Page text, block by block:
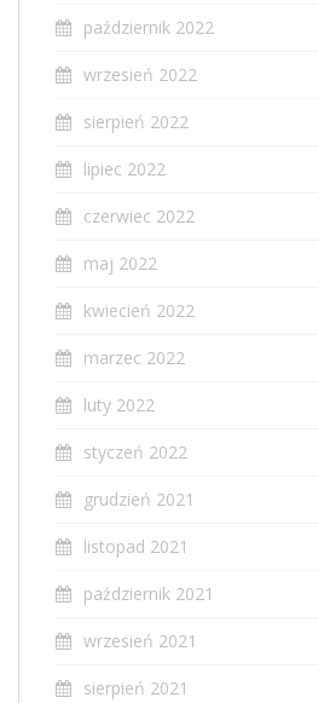
październik 2022
wrzesień 2022
sierpień 2022
lipiec 2022
czerwiec 2022
maj 2022
kwiecień 2022
marzec 2022
luty 2022
styczeń 2022
grudzień 2021
listopad 2021
październik 2021
wrzesień 2021
sierpień 2021